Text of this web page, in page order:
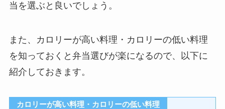
当を選ぶと良いでしょう。
また、カロリーが高い料理・カロリーの低い料理
を知っておくと弁当選びが楽になるので、以下に
紹介しておきます。
カロリーが高い料理・カロリーの低い料理